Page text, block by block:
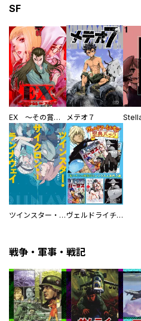
SF
EX ～その賞金稼ぎは、世界の出口を探す～【単行本版】 メテオ７
ツインスター・サイクロン・ランナウェイ ヴェルドライチオシ聖典パック 『転スラ』ミニ画集付き シリウス人気作３選
戦争・軍事・戦記